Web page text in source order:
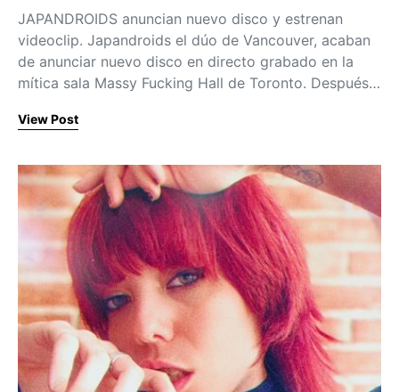
JAPANDROIDS anuncian nuevo disco y estrenan
videoclip. Japandroids el dúo de Vancouver, acaban
de anunciar nuevo disco en directo grabado en la
mítica sala Massy Fucking Hall de Toronto. Después…
View Post